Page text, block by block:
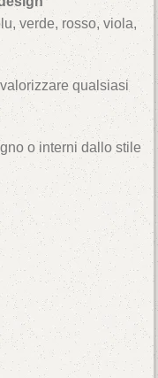
verde, rosso, viola,
qualsiasi
o interni dallo stile